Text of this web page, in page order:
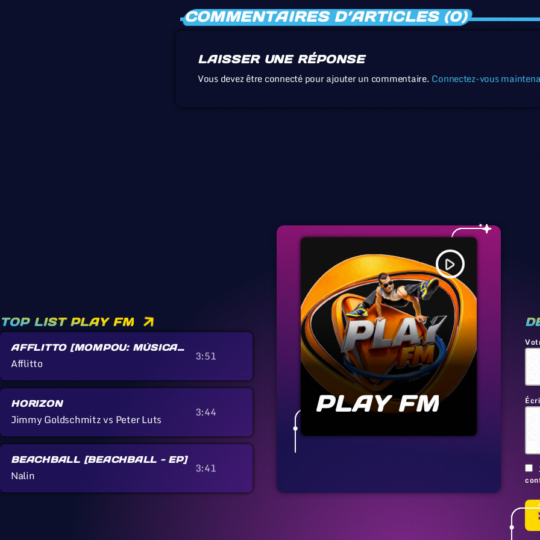
COMMENTAIRES D’ARTICLES (0)
LAISSER UNE RÉPONSE
Vous devez être connecté pour ajouter un commentaire. Connectez-vous
TOP LIST PLAY FM
AFFLITTO [MOMPOU: MÚSICA
CALLADA]
Afflitto 3:51
HORIZON
Jimmy Goldschmitz vs Peter Luts 3:44
BEACHBALL [BEACHBALL - EP]
Nalin 3:41
play_arrow
PLAY FM